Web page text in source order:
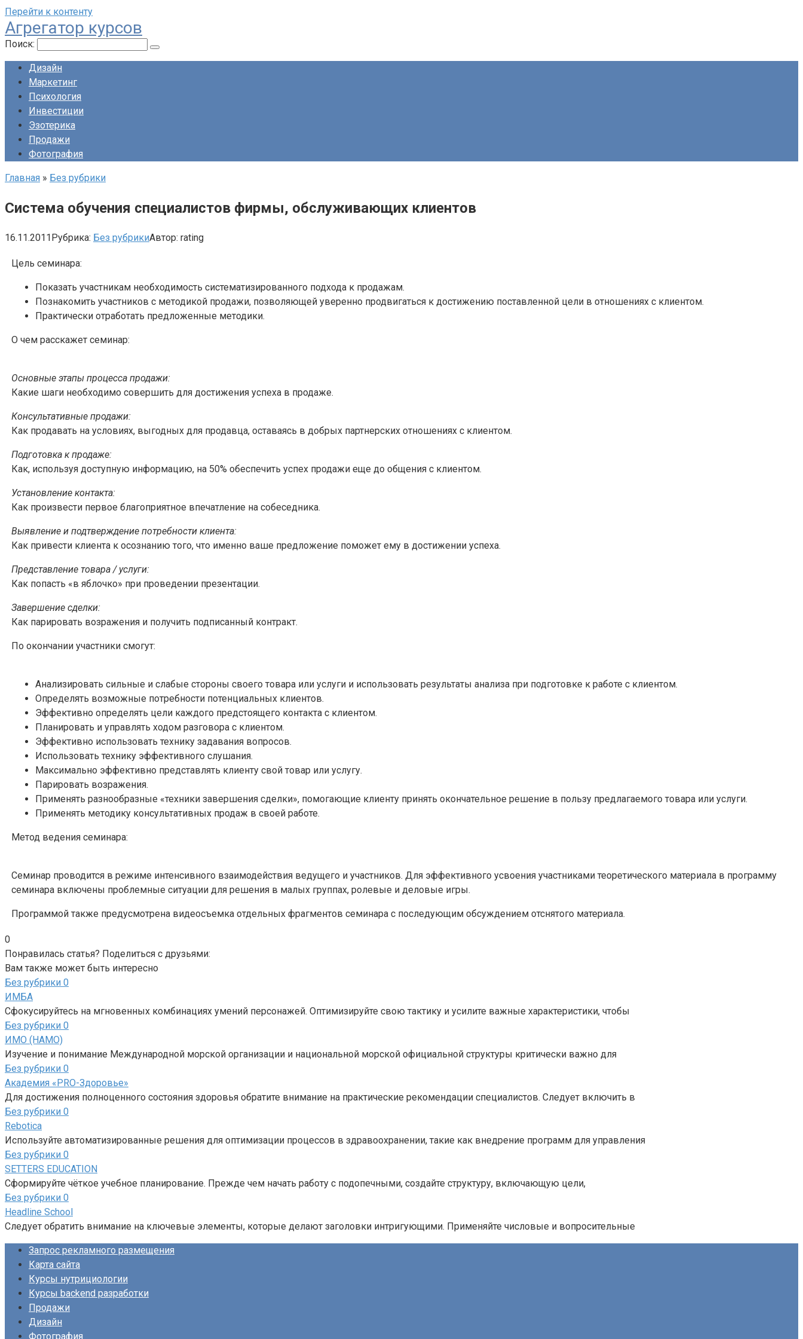
Перейти к контенту
Агрегатор курсов
Поиск:
Дизайн
Маркетинг
Психология
Инвестиции
Эзотерика
Продажи
Фотография
Главная » Без рубрики
Система обучения специалистов фирмы, обслуживающих клиентов
16.11.2011Рубрика: Без рубрикиАвтор: rating
Цель семинара:
Показать участникам необходимость систематизированного подхода к продажам.
Познакомить участников с методикой продажи, позволяющей уверенно продвигаться к достижению поставленной цели в отношениях с клиентом.
Практически отработать предложенные методики.
О чем расскажет семинар:
Основные этапы процесса продажи:
Какие шаги необходимо совершить для достижения успеха в продаже.
Консультативные продажи:
Как продавать на условиях, выгодных для продавца, оставаясь в добрых партнерских отношениях с клиентом.
Подготовка к продаже:
Как, используя доступную информацию, на 50% обеспечить успех продажи еще до общения с клиентом.
Установление контакта:
Как произвести первое благоприятное впечатление на собеседника.
Выявление и подтверждение потребности клиента:
Как привести клиента к осознанию того, что именно ваше предложение поможет ему в достижении успеха.
Представление товара / услуги:
Как попасть «в яблочко» при проведении презентации.
Завершение сделки:
Как парировать возражения и получить подписанный контракт.
По окончании участники смогут:
Анализировать сильные и слабые стороны своего товара или услуги и использовать результаты анализа при подготовке к работе с клиентом.
Определять возможные потребности потенциальных клиентов.
Эффективно определять цели каждого предстоящего контакта с клиентом.
Планировать и управлять ходом разговора с клиентом.
Эффективно использовать технику задавания вопросов.
Использовать технику эффективного слушания.
Максимально эффективно представлять клиенту свой товар или услугу.
Парировать возражения.
Применять разнообразные «техники завершения сделки», помогающие клиенту принять окончательное решение в пользу предлагаемого товара или услуги.
Применять методику консультативных продаж в своей работе.
Метод ведения семинара:
Семинар проводится в режиме интенсивного взаимодействия ведущего и участников. Для эффективного усвоения участниками теоретического материала в программу
семинара включены проблемные ситуации для решения в малых группах, ролевые и деловые игры.
Программой также предусмотрена видеосъемка отдельных фрагментов семинара с последующим обсуждением отснятого материала.
0
Понравилась статья? Поделиться с друзьями:
Вам также может быть интересно
Без рубрики 0
ИМБА
Сфокусируйтесь на мгновенных комбинациях умений персонажей. Оптимизируйте свою тактику и усилите важные характеристики, чтобы
Без рубрики 0
ИМО (НАМО)
Изучение и понимание Международной морской организации и национальной морской официальной структуры критически важно для
Без рубрики 0
Академия «PRO-Здоровье»
Для достижения полноценного состояния здоровья обратите внимание на практические рекомендации специалистов. Следует включить в
Без рубрики 0
Rebotica
Используйте автоматизированные решения для оптимизации процессов в здравоохранении, такие как внедрение программ для управления
Без рубрики 0
SETTERS EDUCATION
Сформируйте чёткое учебное планирование. Прежде чем начать работу с подопечными, создайте структуру, включающую цели,
Без рубрики 0
Headline School
Следует обратить внимание на ключевые элементы, которые делают заголовки интригующими. Применяйте числовые и вопросительные
Запрос рекламного размещения
Карта сайта
Курсы нутрициологии
Курсы backend разработки
Продажи
Дизайн
Фотография